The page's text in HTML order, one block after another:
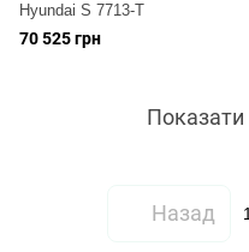
Hyundai S 7713-T
70 525 грн
Назад 1